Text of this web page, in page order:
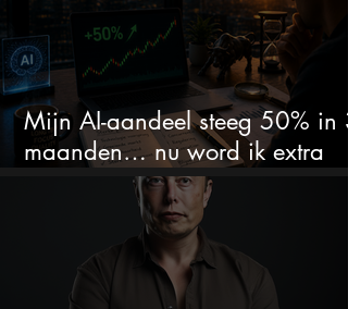
Mijn AI-aandeel steeg 50% in 3
maanden… nu word ik extra